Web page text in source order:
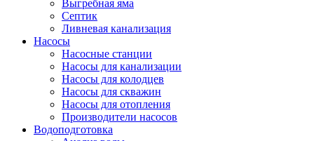
Выгребная яма
Септик
Ливневая канализация
Насосы
Насосные станции
Насосы для канализации
Насосы для колодцев
Насосы для скважин
Насосы для отопления
Производители насосов
Водоподготовка